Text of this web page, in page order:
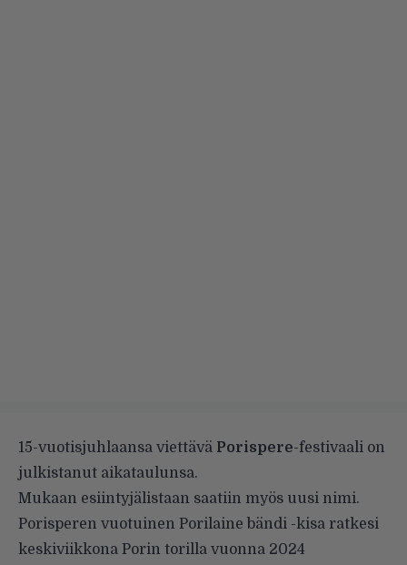
15-vuotisjuhlaansa viettävä Porispere-festivaali on
julkistanut aikataulunsa.
Mukaan esiintyjälistaan saatiin myös uusi nimi.
Porisperen vuotuinen Porilaine bändi -kisa ratkesi
keskiviikkona Porin torilla vuonna 2024